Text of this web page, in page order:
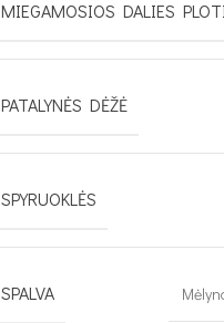
MIEGAMOSIOS DALIES
PATALYNĖS DĖŽĖ
SPYRUOKLĖS
SPALVA